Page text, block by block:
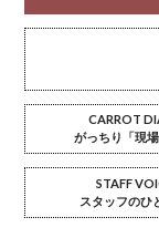
CARROT
がっちり「現場
STAFF
スタッフのひ